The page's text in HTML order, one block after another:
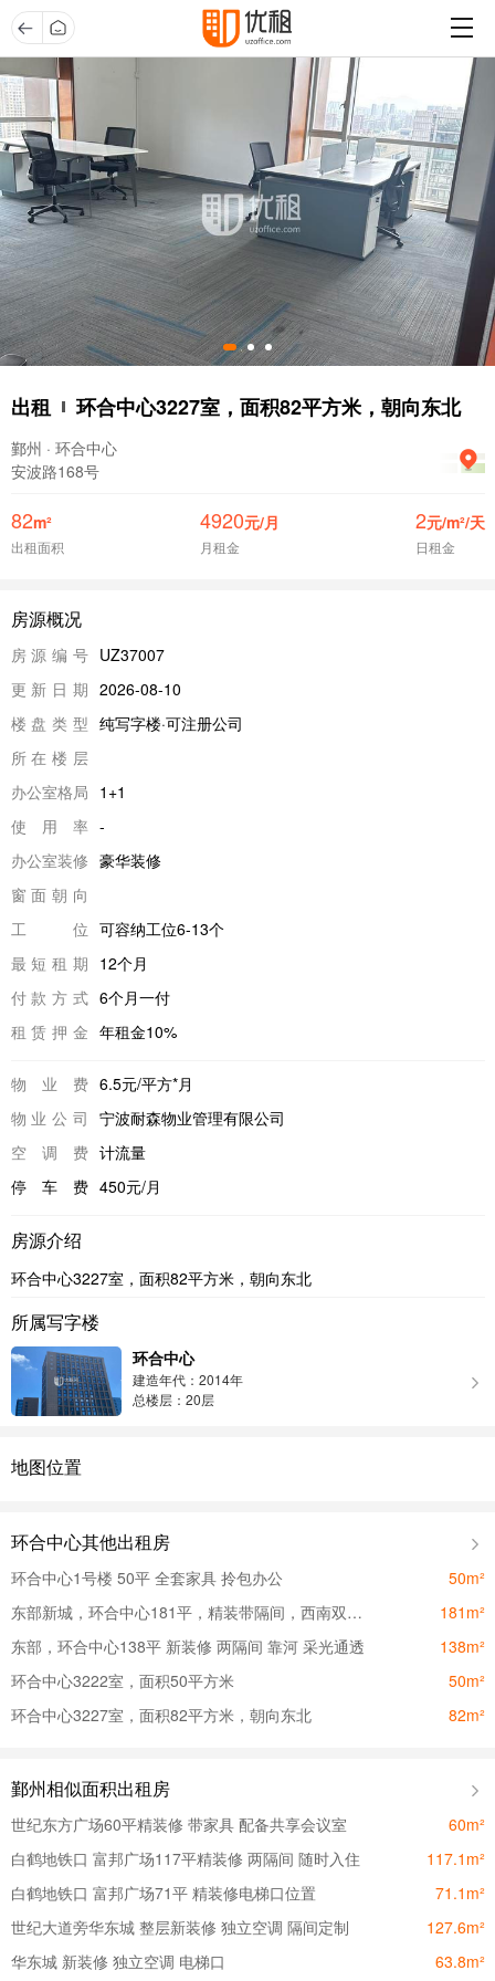
出租 环合中心3227室，面积82平方米，朝向东北
鄞州 · 环合中心
安波路168号
82m²
出租面积
4920元/月
月租金
2元/m²/天
日租金
房源概况
房源编号 UZ37007
更新日期 2026-08-10
楼盘类型 纯写字楼·可注册公司
所在楼层
办公室格局 1+1
使用率 -
办公室装修 豪华装修
窗面朝向
工位 可容纳工位6-13个
最短租期 12个月
付款方式 6个月一付
租赁押金 年租金10%
物业费 6.5元/平方*月
物业公司 宁波耐森物业管理有限公司
空调费 计流量
停车费 450元/月
房源介绍
环合中心3227室，面积82平方米，朝向东北
所属写字楼
环合中心
建造年代：2014年
总楼层：20层
地图位置
环合中心其他出租房
环合中心1号楼 50平 全套家具 拎包办公
50m²
东部新城，环合中心181平，精装带隔间，西南双采光，地铁直达
181m²
东部，环合中心138平 新装修 两隔间 靠河 采光通透
138m²
环合中心3222室，面积50平方米
50m²
环合中心3227室，面积82平方米，朝向东北
82m²
鄞州相似面积出租房
世纪东方广场60平精装修 带家具 配备共享会议室
60m²
白鹤地铁口 富邦广场117平精装修 两隔间 随时入住
117.1m²
白鹤地铁口 富邦广场71平 精装修电梯口位置
71.1m²
世纪大道旁华东城 整层新装修 独立空调 隔间定制
127.6m²
华东城 新装修 独立空调 电梯口
63.8m²